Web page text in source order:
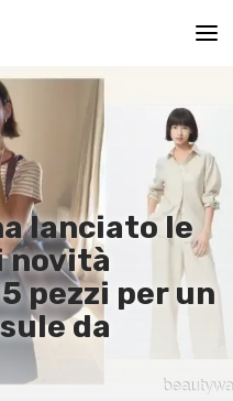
lanciato le
novità
pezzi per un
da